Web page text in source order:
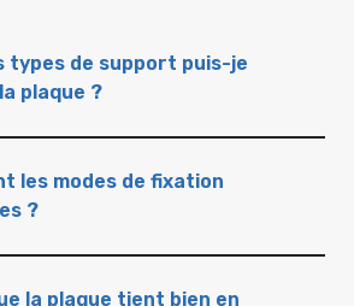
types de support puis-je
plaque ?
les modes de fixation
?
la plaque tient bien en